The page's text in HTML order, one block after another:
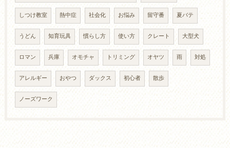
しつけ教室 熱中症 社会化 お悩み 留守番 夏バテ
うどん 知育玩具 慣らし方 使い方 クレート 大型犬
ロマン 兵庫 オモチャ トリミング オヤツ 雨 対処
アレルギー おやつ ダックス 初心者 散歩
ノーズワーク